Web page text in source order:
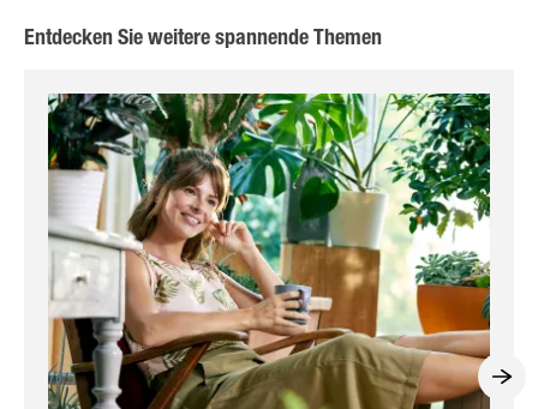
Entdecken Sie weitere spannende Themen